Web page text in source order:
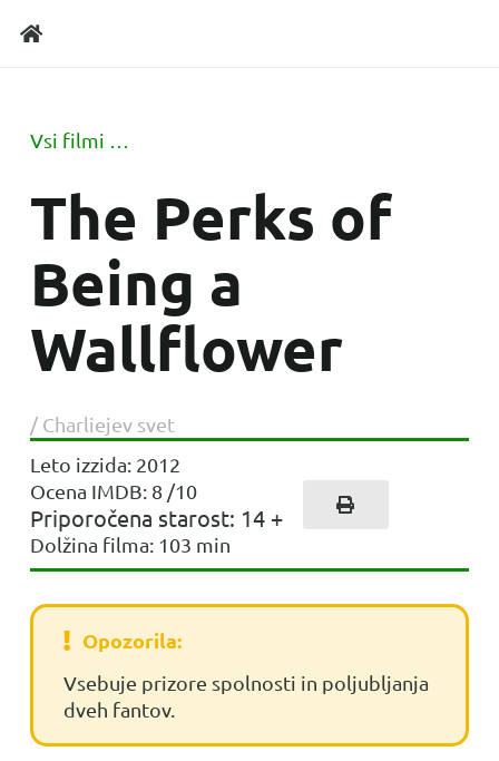
Vsi filmi …
The Perks of
Being a
Wallflower
/ Charliejev svet
Leto izzida: 2012
Ocena IMDB: 8 /10
Priporočena starost: 14 +
Dolžina filma: 103 min
Opozorila:
Vsebuje prizore spolnosti in poljubljanja
dveh fantov.